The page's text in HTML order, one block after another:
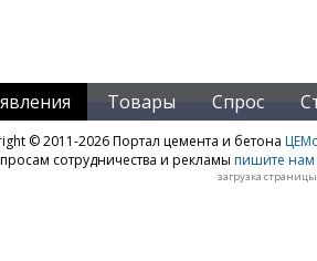
Товары Спрос
© 2011-2026 Портал цемента и бетона
сотрудничества и рекламы пишите нам
загрузка